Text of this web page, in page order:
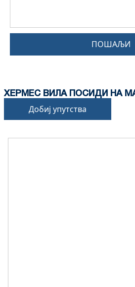
ПОШАЉИ
ХЕРМЕС ВИЛА ПОСИДИ НА
Добиј упутства